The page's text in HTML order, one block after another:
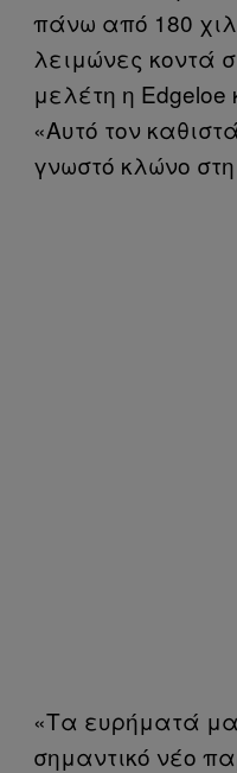
πάνω από 180
λειμώνες κοντά
μελέτη η Edgeloe
«Αυτό τον
γνωστό κλώνο
«Τα ευρήματά
σημαντικό νέο